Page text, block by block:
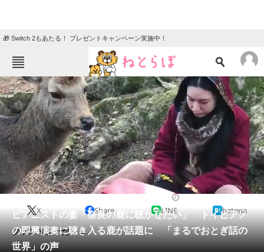
🎁 Switch 2もあたる！ プレゼントキャンペーン実施中！
ねとらぼメニュー
TOP ニュース
エンタメ クイズ
グルメ 地域
住まい 教育・育児
動物 リサーチ
会員記事
メディア
ピアニストの妻「奈良の鹿に聴かせたい」 トイピアノ
の即興演奏に聴き入る鹿が話題に 「まるでおとぎ話の
世界」の声
X Share LINE hatena
ファンタジーだ……。